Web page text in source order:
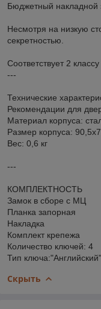
Бюджетный накладной
Несмотря на низкую
секретностью.
Соответствует 2
---
Технические
Рекомендации для
Материал корпуса:
Размер корпуса:
Вес: 0,6 кг
---
КОМПЛЕКТНОСТЬ
Замок в сборе с МЦ
Планка запорная
Накладка
Комплект крепежа
Количество ключей: 4
Тип ключа:"Английский"
Скрыть